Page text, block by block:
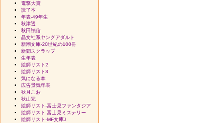
電撃大賞
読了本
年表-49年生
秋津透
秋田禎信
晶文社系ヤングアダルト
新潮文庫-20世紀の100冊
新聞スクラップ
生年表
絵師リスト2
絵師リスト3
気になる本
広告景気年表
秋月こお
秋山完
絵師リスト-富士見ファンタジア
絵師リスト-富士見ミステリー
絵師リスト-MF文庫J